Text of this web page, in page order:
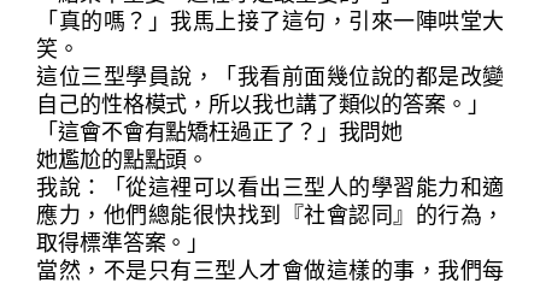
「真的嗎？」我馬上接了這句，引來一陣哄堂大
笑。
這位三型學員說，「我看前面幾位說的都是改變
自己的性格模式，所以我也講了類似的答案。」
「這會不會有點矯枉過正了？」我問她
她尷尬的點點頭。
我說：「從這裡可以看出三型人的學習能力和適
應力，他們總能很快找到『社會認同』的行為，
取得標準答案。」
當然，不是只有三型人才會做這樣的事，我們每